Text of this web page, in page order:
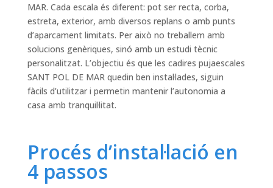
MAR. Cada escala és diferent: pot ser recta, corba,
estreta, exterior, amb diversos replans o amb punts
d’aparcament limitats. Per això no treballem amb
solucions genèriques, sinó amb un estudi tècnic
personalitzat. L’objectiu és que les cadires pujaescales
SANT POL DE MAR quedin ben instal·lades, siguin
fàcils d’utilitzar i permetin mantenir l’autonomia a
casa amb tranquil·litat.
Procés d’instal·lació en
4 passos